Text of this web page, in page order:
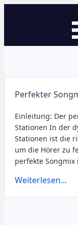
Perfekter
Einleitung: Der
Stationen In der
Stationen ist die
um die Hörer zu
perfekte Songmix
Weiterlesen...